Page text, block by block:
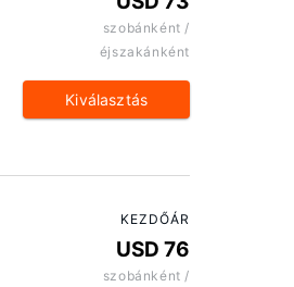
szobánként /
éjszakánként
Kiválasztás
KEZDŐÁR
USD 76
szobánként /